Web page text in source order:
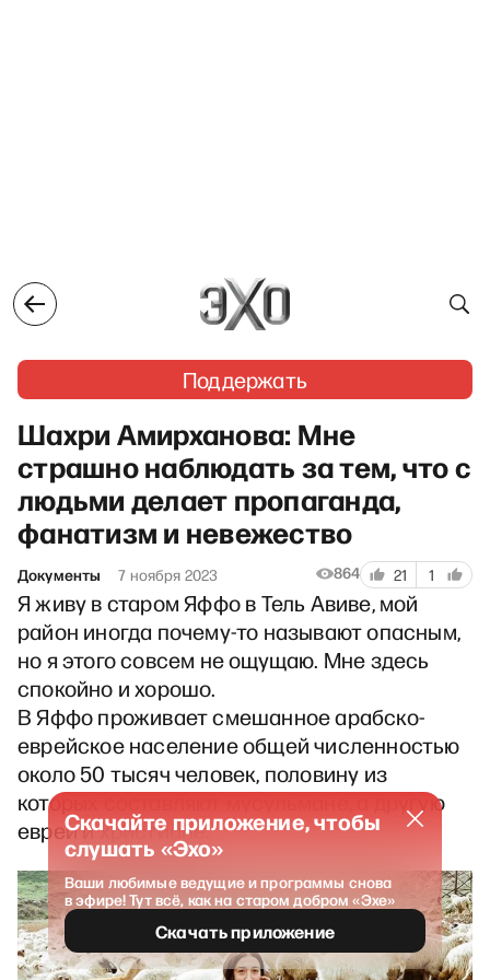
Поддержать
Шахри Амирханова: Мне
страшно наблюдать за тем, что с
людьми делает пропаганда,
фанатизм и невежество
Документы 7 ноября 2023 864 21 1
Я живу в старом Яффо в Тель Авиве, мой
район иногда почему-то называют опасным,
но я этого совсем не ощущаю. Мне здесь
спокойно и хорошо.
В Яффо проживает смешанное арабско-
еврейское население об­щей численностью
около 50 тысяч человек, половину из
которых со­ставляют мусульмане, а другую
ев­реи и христиане.
Скачайте приложение, чтобы
слушать «Эхо»
Ваши любимые ведущие и программы снова
в эфире! Тут всё, как на старом добром «Эхе»
Скачать приложение